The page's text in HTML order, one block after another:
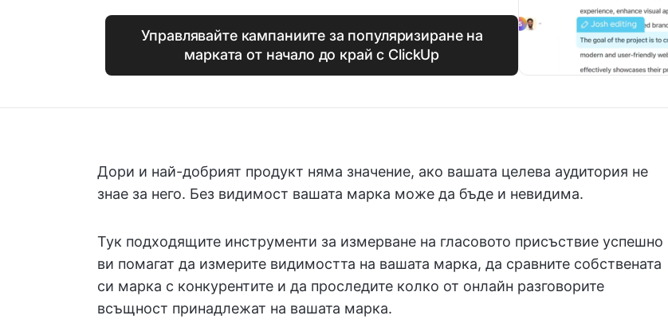
Управлявайте кампаниите за популяризиране на
марката от начало до край с ClickUp
Дори и най-добрият продукт няма значение, ако вашата целева аудитория не
знае за него. Без видимост вашата марка може да бъде и невидима.
Тук подходящите инструменти за измерване на гласовото присъствие успешно
ви помагат да измерите видимостта на вашата марка, да сравните собствената
си марка с конкурентите и да проследите колко от онлайн разговорите
всъщност принадлежат на вашата марка.